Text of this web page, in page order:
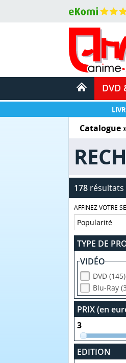
DVD
Catalogue
178résultats
AFFINEZ VOTRE
TYPE DE
VIDÉO
DVD (145)
Blu-Ray
PRIX (en
EDITION